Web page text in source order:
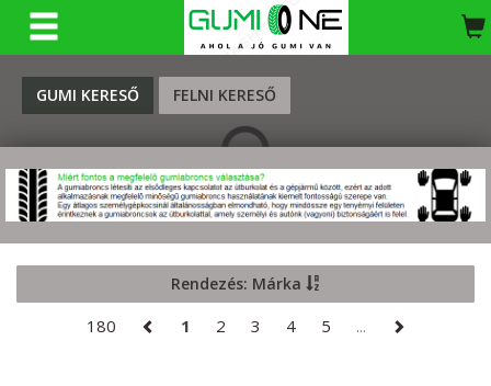
GUMI KERESŐ FELNI KERESŐ
KERESÉS
Rendezés: Márka
180 1 2 3 4 5 ...